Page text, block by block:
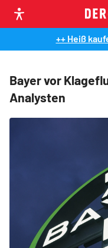
++ Heiß
Bayer vor
Analysten